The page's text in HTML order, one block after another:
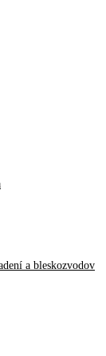
a bleskozvodov